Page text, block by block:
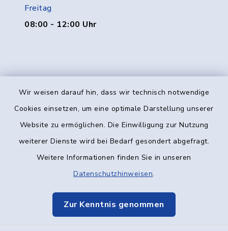
Wir weisen darauf hin, dass wir technisch notwendige
Cookies einsetzen, um eine optimale Darstellung unserer
Website zu ermöglichen. Die Einwilligung zur Nutzung
weiterer Dienste wird bei Bedarf gesondert abgefragt.
Weitere Informationen finden Sie in unseren
Datenschutzhinweisen.
Zur Kenntnis genommen
Freitag
08:00 - 12:00 Uhr
Kontakt
Datenschutz
Elektronische Kommunikation